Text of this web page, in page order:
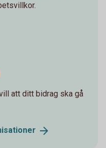
att ditt bidrag ska gå